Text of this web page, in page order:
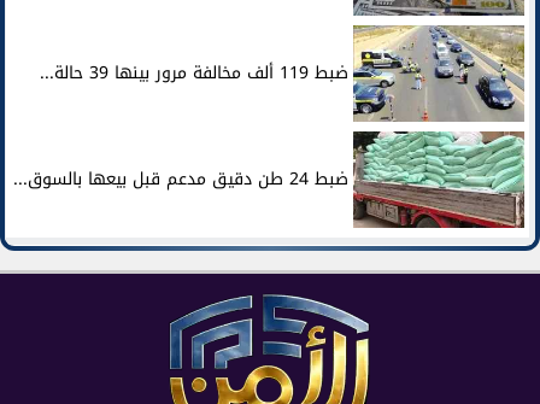
ضبط 119 ألف مخالفة مرور بينها 39 حالة...
ضبط 24 طن دقيق مدعم قبل بيعها بالسوق...